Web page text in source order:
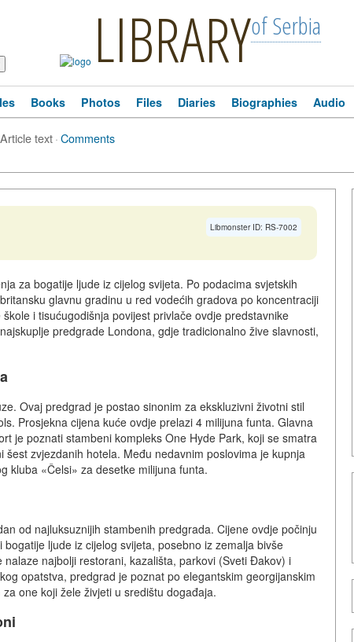
LIBRARYof Serbia
Books Photos Files Diaries Biographies Audio
Article text·Comments
Libmonster ID: RS-7002
za bogatije ljude iz cijelog svijeta. Po podacima svjetskih
glavnu gradinu u red vodećih gradova po koncentraciji
i tisućugodišnja povijest privlače ovdje predstavnike
predgrade Londona, gdje tradicionalno žive slavnosti,
Ovaj predgrad je postao sinonim za ekskluzivni životni stil
Prosjekna cijena kuće ovdje prelazi 4 milijuna funta. Glavna
je poznati stambeni kompleks One Hyde Park, koji se smatra
zvjezdanih hotela. Među nedavnim poslovima je kupnja
kluba «Čelsi» za desetke milijuna funta.
od najluksuznijih stambenih predgrada. Cijene ovdje počinju
ljude iz cijelog svijeta, posebno iz zemalja bivše
najbolji restorani, kazališta, parkovi (Sveti Đakov) i
opatstva, predgrad je poznat po elegantskim georgijanskim
one koji žele živjeti u središtu događaja.